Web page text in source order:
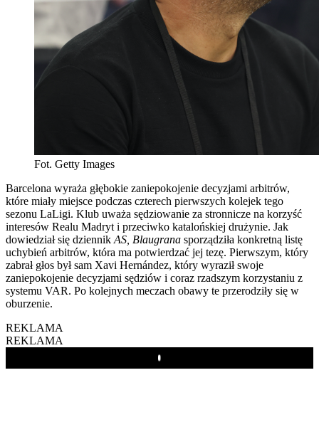
Fot. Getty Images
Barcelona wyraża głębokie zaniepokojenie decyzjami arbitrów,
które miały miejsce podczas czterech pierwszych kolejek tego
sezonu LaLigi. Klub uważa sędziowanie za stronnicze na korzyść
interesów Realu Madryt i przeciwko katalońskiej drużynie. Jak
dowiedział się dziennik AS, Blaugrana sporządziła konkretną listę
uchybień arbitrów, która ma potwierdzać jej tezę. Pierwszym, który
zabrał głos był sam Xavi Hernández, który wyraził swoje
zaniepokojenie decyzjami sędziów i coraz rzadszym korzystaniu z
systemu VAR. Po kolejnych meczach obawy te przerodziły się w
oburzenie.
REKLAMA
REKLAMA
Play